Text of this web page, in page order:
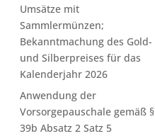
Umsätze mit
Sammlermünzen;
Bekanntmachung des Gold-
und Silberpreises für das
Kalenderjahr 2026
Anwendung der
Vorsorgepauschale gemäß §
39b Absatz 2 Satz 5